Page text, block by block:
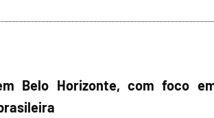
Belo Horizonte, com foco